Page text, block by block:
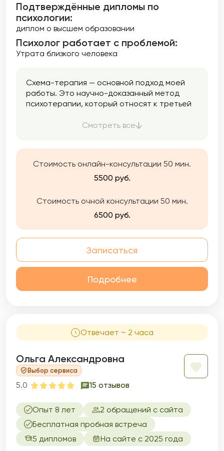
Подтверждённые дипломы по
психологии:
диплом о высшем образовании
Психолог работает с проблемой:
Утрата близкого человека
Схема-терапия — основной подход моей
работы. Это научно-доказанный метод
психотерапии, который относят к третьей
Что это значит? Что в работе я как
подход позволяет максимально широко и
при этом бережно увидеть клиентскую
работать с глубиным травматическим
опыт и находить другие способы
справляться.
Смотреть все
Стоимость онлайн-консультации 50 мин.
5500 руб.
Стоимость очной консультации 50 мин.
6500 руб.
Записаться
Подробнее
Отвечает ~ 2 часа
Ольга Александровна
Выбор сервиса
5.0 15 отзывов
Опыт 8 лет
2 обращений с сайта
Бесплатная пробная встреча
5 дипломов
На сайте с 2025 года